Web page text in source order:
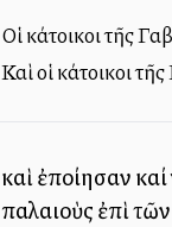
Οἱ κάτοικοι τῆς
Καὶ οἱ κάτοικοι
καὶ ἐποίησαν
παλαιοὺς ἐπὶ